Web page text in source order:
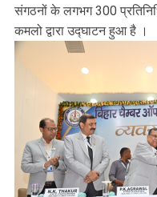
संगठनों के लगभग 300
कमलो द्वारा उद्घाटन हुआ है ।